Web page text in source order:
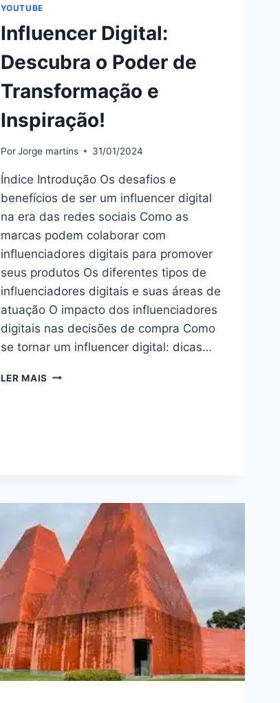
YOUTUBE
Influencer Digital:
Descubra o Poder de
Transformação e
Inspiração!
Por Jorge martins 31/01/2024
Índice Introdução Os desafios e
benefícios de ser um influencer digital
na era das redes sociais Como as
marcas podem colaborar com
influenciadores digitais para promover
seus produtos Os diferentes tipos de
influenciadores digitais e suas áreas de
atuação O impacto dos influenciadores
digitais nas decisões de compra Como
se tornar um influencer digital: dicas…
LER MAIS INFLUENCER